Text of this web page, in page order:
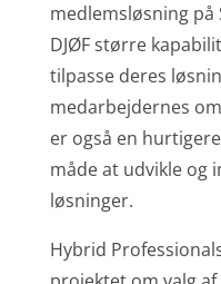
medlemsløsning på
DJØF større
tilpasse deres
medarbejdernes
er også en
måde at udvikle og
løsninger.
Hybrid